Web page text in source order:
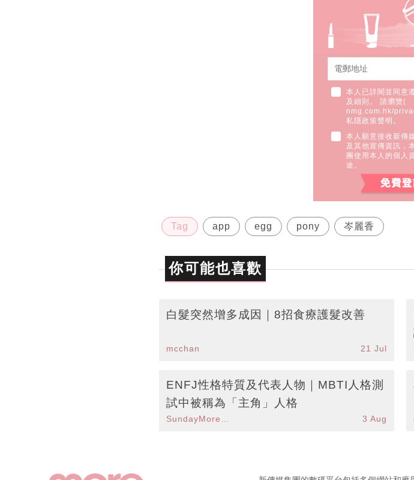
本人已詳閱並同意
及細則。 請瀏覽(
nmg.com.hk/
私隱政策聲明。
本人願意接收新傳
及其他宣傳資訊，
團使用本人的個人
途。
Tag app egg pony 岑麗香
你可能也喜歡
白髮突然增多成因｜8招食療護髮改善
mcchan 21 Jul
ENFJ性格特質及代表人物｜MBTI人格測
試中被稱為「主角」人格
SundayMore編輯部 3 Aug